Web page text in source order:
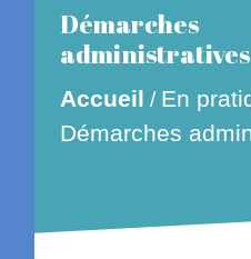
Démarches
administratives
Accueil / En
Démarches